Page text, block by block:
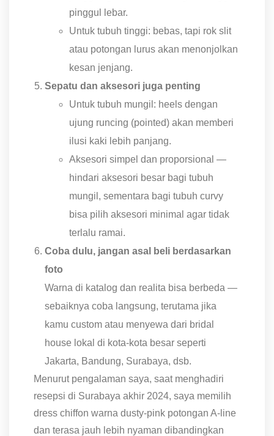
pinggul lebar.
Untuk tubuh tinggi: bebas, tapi rok slit
atau potongan lurus akan menonjolkan
kesan jenjang.
Sepatu dan aksesori juga penting
Untuk tubuh mungil: heels dengan
ujung runcing (pointed) akan memberi
ilusi kaki lebih panjang.
Aksesori simpel dan proporsional —
hindari aksesori besar bagi tubuh
mungil, sementara bagi tubuh curvy
bisa pilih aksesori minimal agar tidak
terlalu ramai.
Coba dulu, jangan asal beli berdasarkan
foto
Warna di katalog dan realita bisa berbeda —
sebaiknya coba langsung, terutama jika
kamu custom atau menyewa dari bridal
house lokal di kota-kota besar seperti
Jakarta, Bandung, Surabaya, dsb.
Menurut pengalaman saya, saat menghadiri
resepsi di Surabaya akhir 2024, saya memilih
dress chiffon warna dusty-pink potongan A-line
dan terasa jauh lebih nyaman dibandingkan